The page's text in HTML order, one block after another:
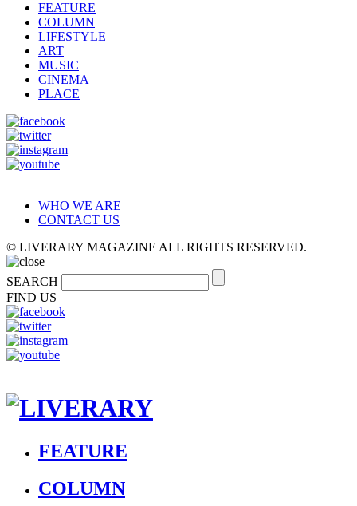
FEATURE
COLUMN
LIFESTYLE
ART
MUSIC
CINEMA
PLACE
WHO WE ARE
CONTACT US
© LIVERARY MAGAZINE ALL RIGHTS RESERVED.
SEARCH
FIND US
FEATURE
COLUMN